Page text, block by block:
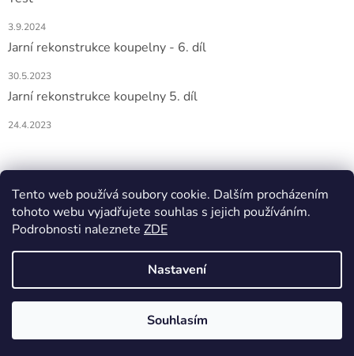
Tento web používá soubory cookie. Dalším procházením
tohoto webu vyjadřujete souhlas s jejich používáním.
Podrobnosti naleznete ZDE
Nastavení
Souhlasím
3.9.2024
Jarní rekonstrukce koupelny - 6. díl
30.5.2023
Jarní rekonstrukce koupelny 5. díl
24.4.2023
Nákupní košík
0KS /0 KČ
Vytvořil Shoptet
DOMIO. Všechna práva vyhrazena.